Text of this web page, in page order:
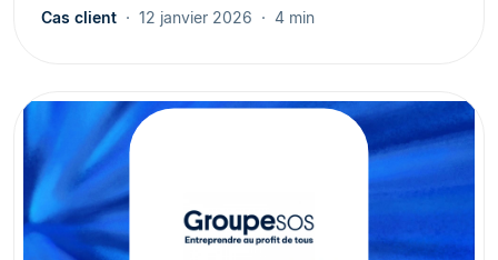
Cas client 12 janvier 2026 4 min